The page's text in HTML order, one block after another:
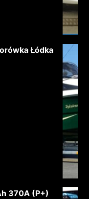
Łódka
370A (P+)